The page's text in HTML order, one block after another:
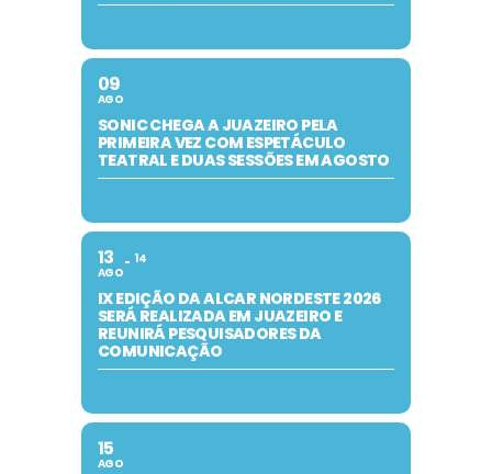
09
AGO
SONIC CHEGA A JUAZEIRO PELA
PRIMEIRA VEZ COM ESPETÁCULO
TEATRAL E DUAS SESSÕES EM AGOSTO
13
AGO
14
IX EDIÇÃO DA ALCAR NORDESTE 2026
SERÁ REALIZADA EM JUAZEIRO E
REUNIRÁ PESQUISADORES DA
COMUNICAÇÃO
15
AGO